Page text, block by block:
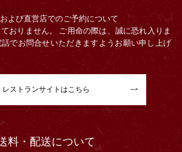
よび直営店でのご予約について
おりません。 ご用命の際は、誠に恐れ入りま
でお問合せいただきますようお願い申し上げ
レストランサイトはこちら
料・配送について